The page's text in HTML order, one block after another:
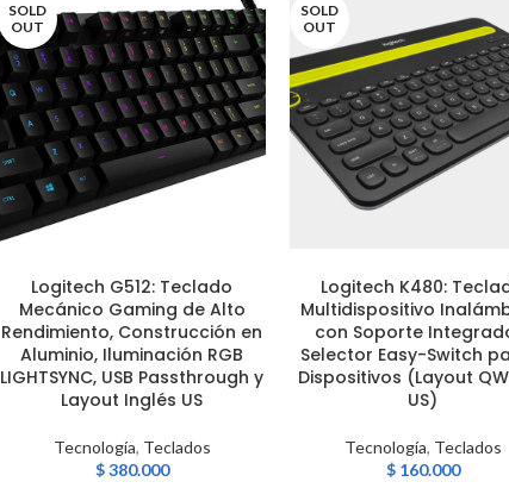
SOLD
OUT
LEER MÁS
Logitech G512: Teclado
Mecánico Gaming de Alto
Rendimiento, Construcción en
Aluminio, Iluminación RGB
LIGHTSYNC, USB Passthrough y
Layout Inglés US
Tecnología, Teclados
$380.000
SOLD
OUT
LEER MÁS
Logitech K480:
Multidispositivo
con Soporte
Selector Easy-Switch
Dispositivos (Layout
US)
Tecnología, Teclados
$160.000